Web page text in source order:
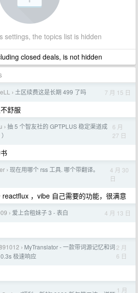
settings, the topics list is hidden
closed deals, is not hidden
› 土区续费这是长期 499 了吗 7 月 15 日
舒服
› 抽 5 个智友社的 GPTPLUS 稳定渠道成
6 月
27 日
› 现在用哪个 rss 工具. 哪个带翻译。
4 月 30
日
，vibe 自己需要的功能，很满意
› 爱上合租妹子 3 - 表白 4 月 13 日
› MyTranslator - 一款带词源记忆和词
极速响应
2 月
6 日
1 月